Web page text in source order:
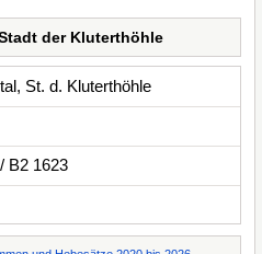
der Kluterthöhle
St. d. Kluterthöhle
B2 1623